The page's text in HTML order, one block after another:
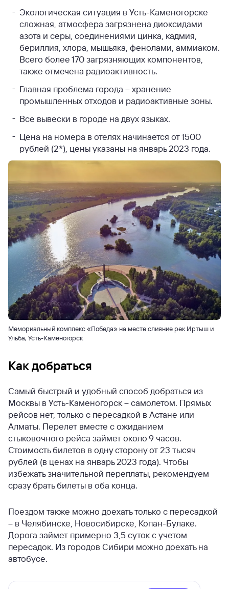
Экологическая ситуация в Усть-Каменогорске
сложная, атмосфера загрязнена диоксидами
азота и серы, соединениями цинка, кадмия,
бериллия, хлора, мышьяка, фенолами, аммиаком.
Всего более 170 загрязняющих компонентов,
также отмечена радиоактивность.
Главная проблема города – хранение
промышленных отходов и радиоактивные зоны.
Все вывески в городе на двух языках.
Цена на номера в отелях начинается от 1500
рублей (2*), цены указаны на январь 2023 года.
Мемориальный комплекс «Победа» на месте слияние рек Иртыш и
Ульба, Усть-Каменогорск
Как добраться
Самый быстрый и удобный способ добраться из
Москвы в Усть-Каменогорск – самолетом. Прямых
рейсов нет, только с пересадкой в Астане или
Алматы. Перелет вместе с ожиданием
стыковочного рейса займет около 9 часов.
Стоимость билетов в одну сторону от 23 тысяч
рублей (в ценах на январь 2023 года). Чтобы
избежать значительной переплаты, рекомендуем
сразу брать билеты в оба конца.
Поездом также можно доехать только с пересадкой
– в Челябинске, Новосибирске, Копан-Булаке.
Дорога займет примерно 3,5 суток с учетом
пересадок. Из городов Сибири можно доехать на
автобусе.